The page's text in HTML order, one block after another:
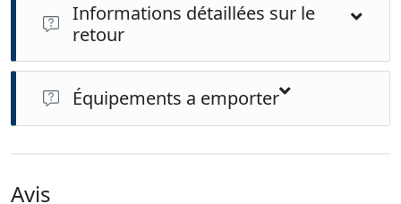
Informations détaillées sur le
retour
Cette activité se termine là où elle a commencé.
Équipements a emporter
Avis